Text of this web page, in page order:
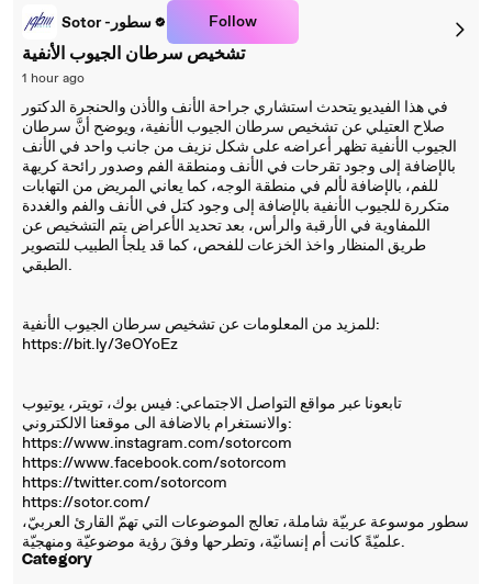
Sotor -سطور Follow
تشخيص سرطان الجيوب الأنفية
1 hour ago
في هذا الفيديو يتحدث استشاري جراحة الأنف والأذن والحنجرة الدكتور
صلاح العتيلي عن تشخيص سرطان الجيوب الأنفية، ويوضح أنَّ سرطان
الجيوب الأنفية تظهر أعراضه على شكل نزيف من جانب واحد في الأنف
بالإضافة إلى وجود تقرحات في الأنف ومنطقة الفم وصدور رائحة كريهة
للفم، بالإضافة لألم في منطقة الوجه، كما يعاني المريض من التهابات
متكررة للجيوب الأنفية بالإضافة إلى وجود كتل في الأنف والفم والغددة
اللمفاوية في الأرقبة والرأس، بعد تحديد الأعراض يتم التشخيص عن
طريق المنظار واخذ الخزعات للفحص، كما قد يلجأ الطبيب للتصوير
الطبقي.
للمزيد من المعلومات عن تشخيص سرطان الجيوب الأنفية:
https://bit.ly/3eOYoEz
تابعونا عبر مواقع التواصل الاجتماعي: فيس بوك، تويتر، يوتيوب
والانستغرام بالاضافة الى موقعنا الالكتروني:
https://www.instagram.com/sotorcom
https://www.facebook.com/sotorcom
https://twitter.com/sotorcom
https://sotor.com/
سطور موسوعة عربيّة شاملة، تعالج الموضوعات التي تهمّ القارئ العربيّ،
علميّةً كانت أم إنسانيّة، وتطرحها وفقَ رؤية موضوعيّة ومنهجيّة.
Category